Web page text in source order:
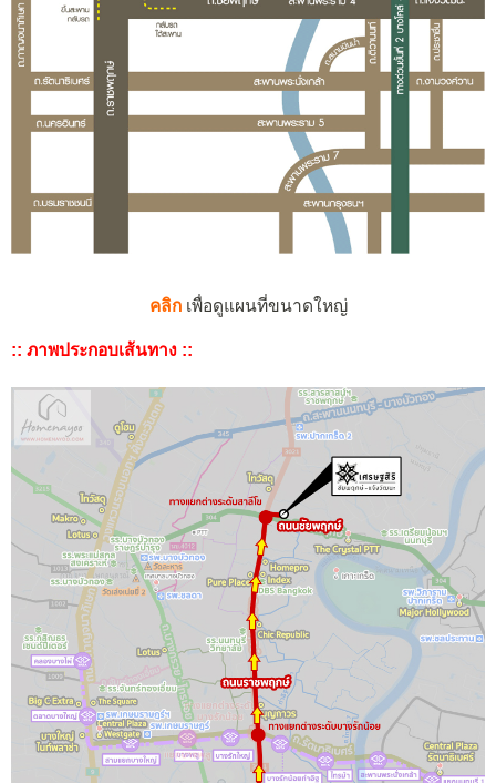
คลิก เพื่อดูแผนที่ขนาดใหญ่
:: ภาพประกอบเส้นทาง ::